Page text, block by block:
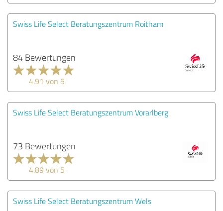
Swiss Life Select Beratungszentrum Roitham
84 Bewertungen
4.91 von 5
Swiss Life Select Beratungszentrum Vorarlberg
73 Bewertungen
4.89 von 5
Swiss Life Select Beratungszentrum Wels